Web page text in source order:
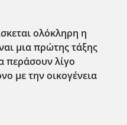
ολόκληρη η
μια πρώτης τάξης
περάσουν λίγο
με την οικογένεια